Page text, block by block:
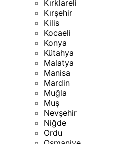
Kırklareli
Kırşehir
Kilis
Kocaeli
Konya
Kütahya
Malatya
Manisa
Mardin
Muğla
Muş
Nevşehir
Niğde
Ordu